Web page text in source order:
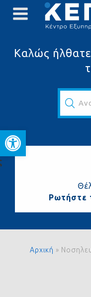
Ανοίξτε
Καλώς
Ρωτήστε
Αρχική »